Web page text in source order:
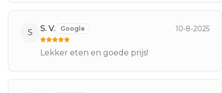
S S. V. Google 10-8-2025
Lekker eten en goede prijs!